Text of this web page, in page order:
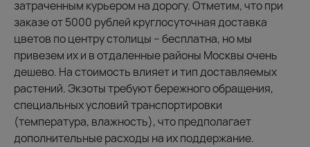
затраченным курьером на дорогу. Отметим, что при
заказе от 5000 рублей круглосуточная доставка
цветов по центру столицы – бесплатна, но мы
привезем их и в отдаленные районы Москвы очень
дешево. На стоимость влияет и тип доставляемых
растений. Экзоты требуют бережного обращения,
специальных условий транспортировки
(температура, влажность), что предполагает
дополнительные расходы на их поддержание.